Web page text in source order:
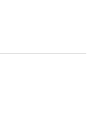
создают
и шелушения.
-
воздействие на
покраснения,
убирает жирный